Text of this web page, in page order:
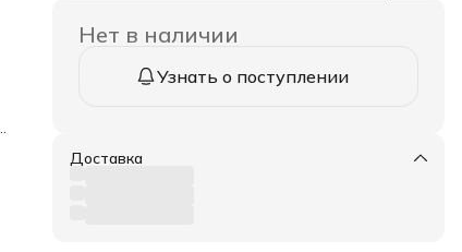
Нет в наличии
Узнать о поступлении
Доставка